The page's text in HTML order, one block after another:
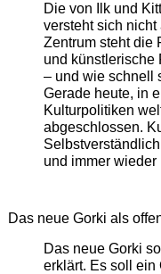
Die von Ilk und
versteht sich
Zentrum steht die
und künstlerische
– und wie schnell
Gerade heute, in
Kulturpolitiken
abgeschlossen.
und immer
Das neue Gorki als
Das neue Gorki
erklärt. Es soll ein